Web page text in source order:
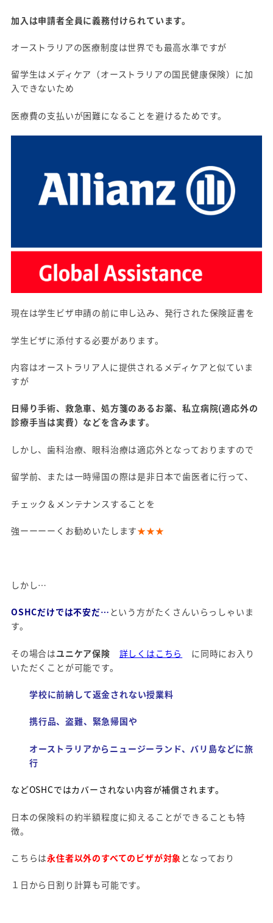
加入は申請者全員に義務付けられています。
オーストラリアの医療制度は世界でも最高水準ですが
留学生はメディケア（オーストラリアの国民健康保険）に加
入できないため
医療費の支払いが困難になることを避けるためです。
現在は学生ビザ申請の前に申し込み、発行された保険証書を
学生ビザに添付する必要があります。
内容はオーストラリア人に提供されるメディケアと似ていま
すが
日帰り手術、救急車、処方箋のあるお薬、私立病院(適応外の
診療手当は実費）などを含みます。
しかし、歯科治療、眼科治療は適応外となっておりますので
留学前、または一時帰国の際は是非日本で歯医者に行って、
チェック＆メンテナンスすることを
強ーーーーくお勧めいたします★★★
しかし…
OSHCだけでは不安だ… という方がたくさんいらっしゃいま
す。
その場合はユニケア保険 詳しくはこちら
に同時にお入り
いただくことが可能です。
学校に前納して返金されない授業料
携行品、盗難、緊急帰国や
オーストラリアからニュージーランド、バリ島などに旅
行
などOSHCではカバーされない内容が補償されます。
日本の保険料の約半額程度に抑えることができることも特
徴。
こちらは永住者以外のすべてのビザが対象 となっており
１日から日割り計算も可能です。